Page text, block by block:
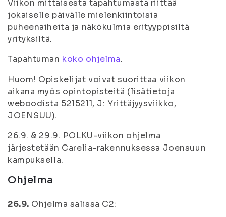
Viikon mittaisesta tapahtumasta riittää
jokaiselle päivälle mielenkiintoisia
puheenaiheita ja näkökulmia erityyppisiltä
yrityksiltä.
Tapahtuman koko ohjelma.
Huom! Opiskelijat voivat suorittaa viikon
aikana myös opintopisteitä (lisätietoja
weboodista 5215211, J: Yrittäjyysviikko,
JOENSUU).
26.9. & 29.9. POLKU-viikon ohjelma
järjestetään Carelia-rakennuksessa Joensuun
kampuksella.
Ohjelma
26.9. Ohjelma salissa C2: